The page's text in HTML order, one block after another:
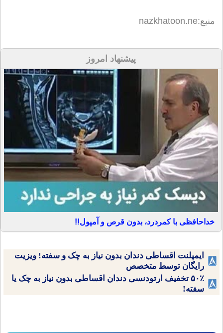
منبع:nazkhatoon.ne
پیشنهاد امروز
خداحافظی با کمردرد، بدون قرص و آمپول!!
ایمپلنت اقساطی دندان بدون نیاز به چک و سفته! ویزیت
رایگان توسط متخصص
۵۰٪ تخفیف ارتودنسی دندان اقساطی بدون نیاز به چک یا
سفته!